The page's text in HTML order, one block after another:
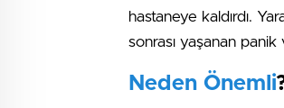
hastaneye kaldırdı.
sonrası yaşanan
Neden Önemli